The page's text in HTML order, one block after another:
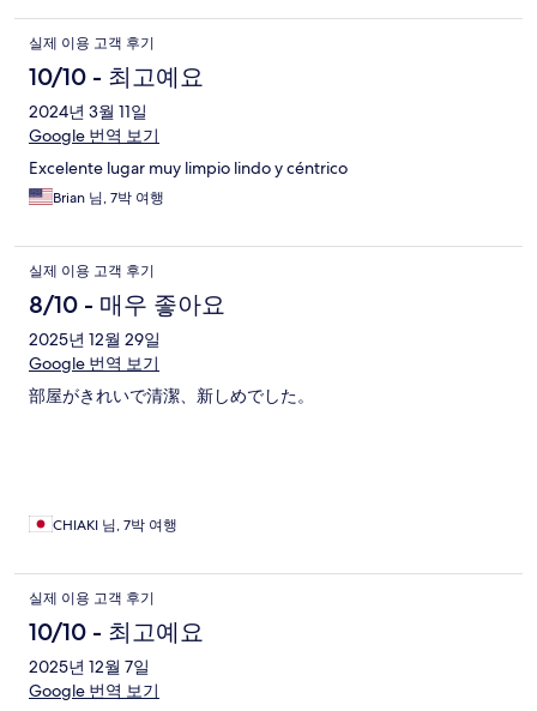
실제 이용 고객 후기
10/10 - 최고예요
2024년 3월 11일
Google 번역 보기
Excelente lugar muy limpio lindo y céntrico
Brian 님, 7박 여행
실제 이용 고객 후기
8/10 - 매우 좋아요
2025년 12월 29일
Google 번역 보기
部屋がきれいで清潔、新しめでした。
CHIAKI 님, 7박 여행
실제 이용 고객 후기
10/10 - 최고예요
2025년 12월 7일
Google 번역 보기